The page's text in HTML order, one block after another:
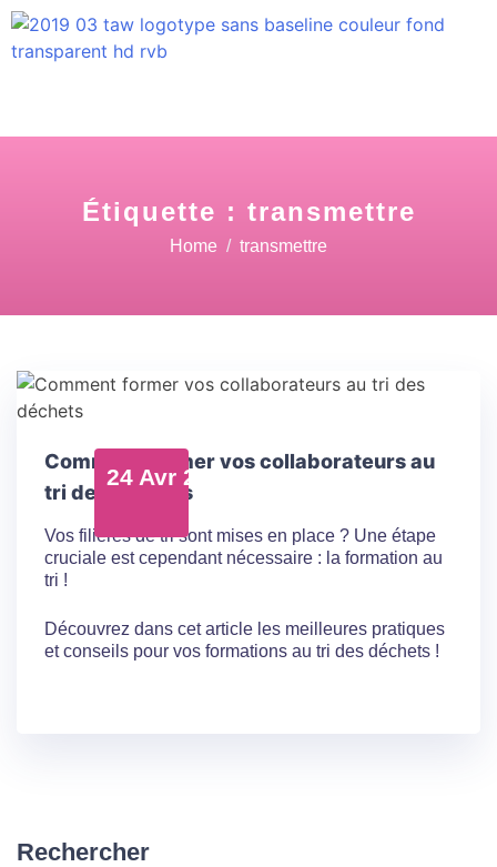
Étiquette : transmettre
Home transmettre
24 Avr 23
Comment former vos collaborateurs au
tri des déchets
Vos filières de tri sont mises en place ? Une étape
cruciale est cependant nécessaire : la formation au
tri !
Découvrez dans cet article les meilleures pratiques
et conseils pour vos formations au tri des déchets !
Rechercher